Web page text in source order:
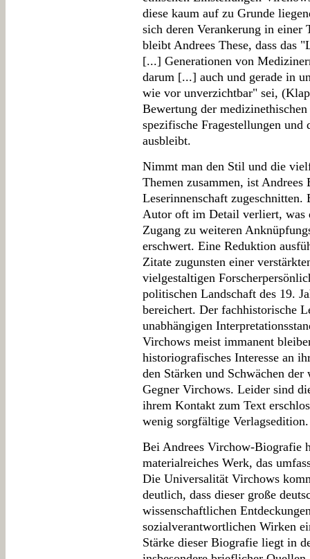
diese kaum auf zu Grunde
sich deren Verankerung in einer
bleibt Andrees These, dass das
[...] Generationen von
darum [...] auch und gerade in
wie vor unverzichtbar" sei,
Bewertung der
spezifische Fragestellungen
ausbleibt.
Nimmt man den Stil und die
Themen zusammen, ist
Leserinnenschaft zugeschnitten.
Autor oft im Detail verliert, was
Zugang zu weiteren
erschwert. Eine Reduktion
Zitate zugunsten einer
vielgestaltigen
politischen Landschaft des 19.
bereichert. Der fachhistorische
unabhängigen
Virchows meist immanent
historiografisches Interesse an
den Stärken und Schwächen
Gegner Virchows. Leider sind
ihrem Kontakt zum Text
wenig sorgfältige Verlagsedition.
Bei Andrees Virchow-Biografie
materialreiches Werk, das
Die Universalität Virchows
deutlich, dass dieser große
wissenschaftlichen
sozialverantwortlichen Wirken
Stärke dieser Biografie liegt in